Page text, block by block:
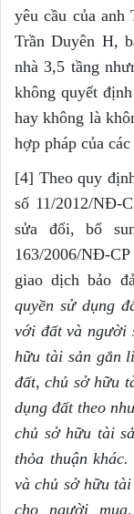
yêu cầu của
Trần Duyên H,
nhà 3,5 tầng
không quyết
hay không là
hợp pháp của
[4] Theo quy
số 11/2012/NĐ-
sửa đổi, bổ
163/2006/NĐ-
giao dịch bảo
quyền sử dụng
với đất và người
hữu tài sản gắn
đất, chủ sở hữu
dụng đất theo
chủ sở hữu tài
thỏa thuận
và chủ sở hữu
cho người